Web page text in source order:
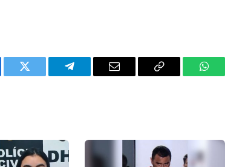
Twitter Telegram Email
Copy
WhatsApp